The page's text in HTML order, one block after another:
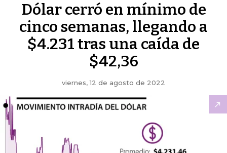
Dólar cerró en mínimo de
cinco semanas, llegando a
$4.231 tras una caída de
$42,36
viernes, 12 de agosto de 2022